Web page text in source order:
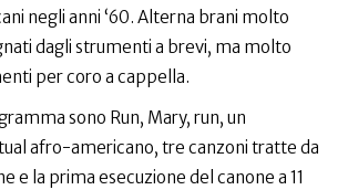
negli anni ‘60. Alterna brani molto
dagli strumenti a brevi, ma molto
per coro a cappella.
sono Run, Mary, run, un
afro-americano, tre canzoni tratte da
e la prima esecuzione del canone a 11